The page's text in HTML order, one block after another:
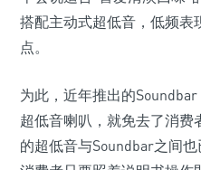
搭配主动式超低音，低频表
点。
为此，近年推出的
超低音喇叭，就免去了消
的超低音与Soundbar之间